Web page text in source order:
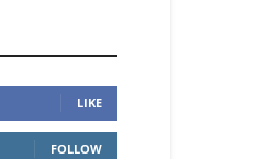
LIKE
FOLLOW